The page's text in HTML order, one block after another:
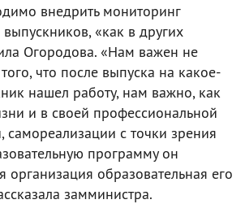
внедрить мониторинг
выпускников, «как в других
Огородова. «Нам важен не
что после выпуска на какое-
нашел работу, нам важно, как
и в своей профессиональной
самореализации с точки зрения
программу он
организация образовательная его
замминистра.